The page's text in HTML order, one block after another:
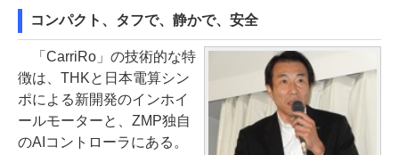
コンパクト、タフで、静かで、安全
「CarriRo」の技術的な特
徴は、THKと日本電算シン
ポによる新開発のインホイ
ールモーターと、ZMP独自
のAIコントローラにある。